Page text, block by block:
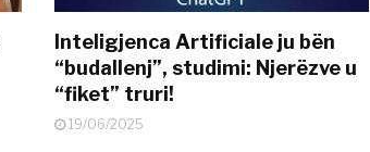
Inteligjenca Artificiale ju bën
“budallenj”, studimi: Njerëzve u
“fiket” truri!
19/06/2025